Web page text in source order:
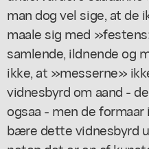
man dog vel sige, at de
maale sig med
samlende, ildnende og
ikke, at »messerne»
vidnesbyrd om aand -
ogsaa - men de
bære dette vidnesbyrd